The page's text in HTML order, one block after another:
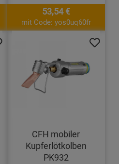
53,54 €
mit Code: yos0uq60fr
CFH mobiler
Kupferlötkolben
PK932